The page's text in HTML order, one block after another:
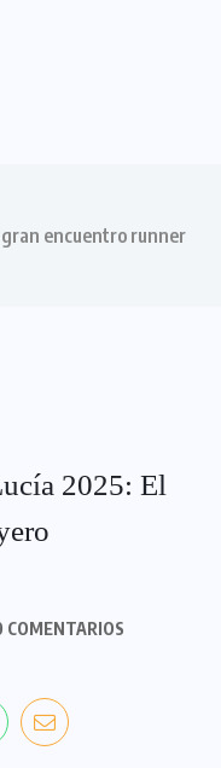
gran encuentro runner
2025: El
COMENTARIOS